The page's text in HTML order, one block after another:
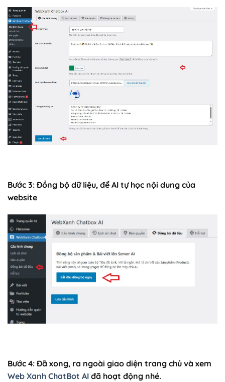
Bước 3: Đồng bộ dữ liệu, để AI tự học nội dung của
website
Bước 4: Đã xong, ra ngoài giao diện trang chủ và xem
Web Xanh ChatBot AI đã hoạt động nhé.